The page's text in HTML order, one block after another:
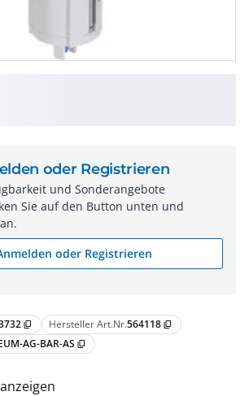
content_copy Hersteller Art.Nr.564118 content_copy
AG-BAR-AS content_copy
oder Registrieren
und Sonderangebote
Sie auf den Button unten und
oder Registrieren